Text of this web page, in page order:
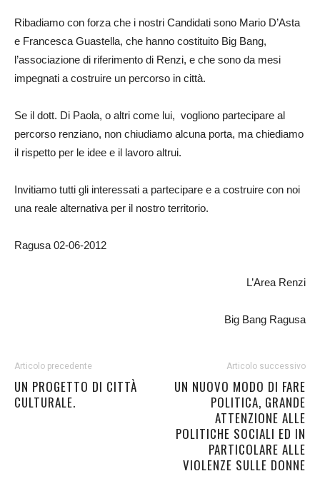
Ribadiamo con forza che i nostri Candidati sono Mario D’Asta
e Francesca Guastella, che hanno costituito Big Bang,
l’associazione di riferimento di Renzi, e che sono da mesi
impegnati a costruire un percorso in città.
Se il dott. Di Paola, o altri come lui, vogliono partecipare al
percorso renziano, non chiudiamo alcuna porta, ma chiediamo
il rispetto per le idee e il lavoro altrui.
Invitiamo tutti gli interessati a partecipare e a costruire con noi
una reale alternativa per il nostro territorio.
Ragusa 02-06-2012
L’Area Renzi
Big Bang Ragusa
Articolo precedente
UN PROGETTO DI CITTÀ
CULTURALE.
Articolo successivo
UN NUOVO MODO DI FARE
POLITICA, GRANDE
ATTENZIONE ALLE
POLITICHE SOCIALI ED IN
PARTICOLARE ALLE
VIOLENZE SULLE DONNE